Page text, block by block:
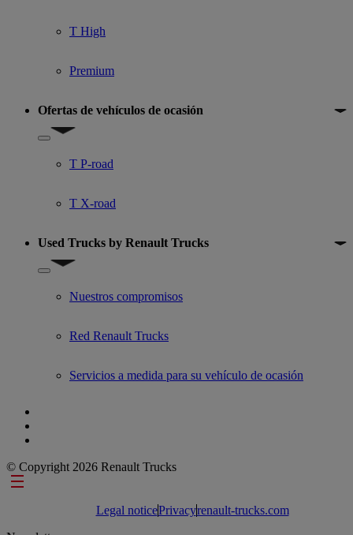
T High
Premium
Ofertas de vehículos de ocasión
Show submenu for Ofertas de vehículos de ocasión
T P-road
T X-road
Used Trucks by Renault Trucks
Show submenu for Used Trucks by Renault Trucks
Nuestros compromisos
Red Renault Trucks
Servicios a medida para su vehículo de ocasión
© Copyright 2026 Renault Trucks
Footer links
Legal noticePrivacyrenault-trucks.com